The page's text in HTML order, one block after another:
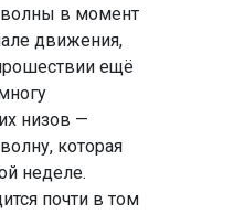
волны в момент
движения,
ещё
низов —
которая
неделе.
почти в том